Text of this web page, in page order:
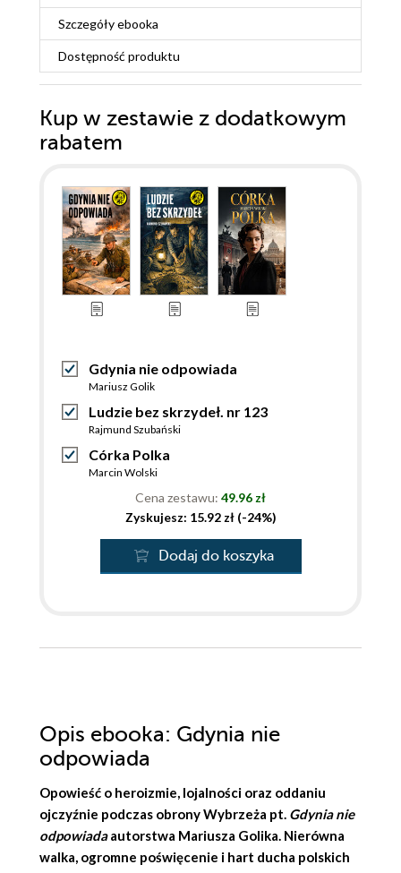
Szczegółyebooka
Dostępność produktu
Kup w zestawie z dodatkowym
rabatem
Gdynia nie odpowiada
Mariusz Golik
Ludzie bez skrzydeł. nr 123
Rajmund Szubański
Córka Polka
Marcin Wolski
Cena zestawu: 49.96 zł
Zyskujesz: 15.92 zł (-24%)
Dodaj do koszyka
Opis ebooka: Gdynia nie
odpowiada
Opowieść o heroizmie, lojalności oraz oddaniu
ojczyźnie podczas obrony Wybrzeża pt. Gdynia nie
odpowiadaautorstwa Mariusza Golika. Nierówna
walka, ogromne poświęcenie i hart ducha polskich